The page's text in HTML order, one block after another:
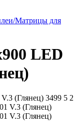
Матрицы для
LED
(Глянец) 3499 5 2